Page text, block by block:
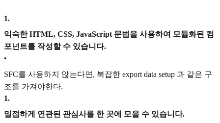
1.
익숙한 HTML, CSS, JavaScript 문법을 사용하여 모듈화된 컴
포넌트를 작성할 수 있습니다.
•
SFC를 사용하지 않는다면, 복잡한 export data setup 과 같은 구
조를 가져야한다.
1.
밀접하게 연관된 관심사를 한 곳에 모을 수 있습니다.